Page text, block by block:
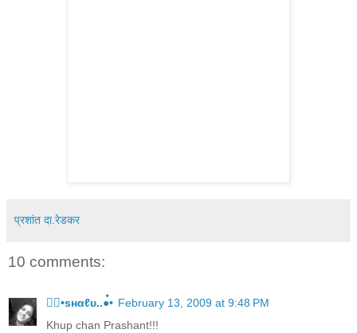
प्रशांत दा.रेडकर
10 comments:
●๋•ѕнαℓυ..●๋• February 13, 2009 at 9:48 PM
Khup chan Prashant!!!